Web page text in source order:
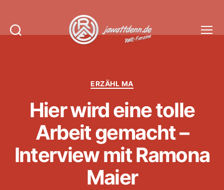
Kategorien
ERZÄHL MA
Hier wird eine tolle
Arbeit gemacht –
Interview mit Ramona
Maier